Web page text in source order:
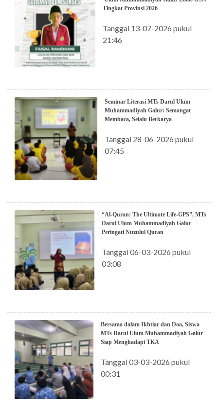
Tingkat Provinsi 2026
Tanggal 13-07-2026 pukul
21:46
Seminar Literasi MTs Darul Ulum
Muhammadiyah Galur: Semangat
Membaca, Selalu Berkarya
Tanggal 28-06-2026 pukul
07:45
“Al-Quran: The Ultimate Life-GPS”, MTs
Darul Ulum Muhammadiyah Galur
Peringati Nuzulul Quran
Tanggal 06-03-2026 pukul
03:08
Bersama dalam Ikhtiar dan Doa, Siswa
MTs Darul Ulum Muhammadiyah Galur
Siap Menghadapi TKA
Tanggal 03-03-2026 pukul
00:31